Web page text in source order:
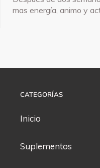
mas energía, animo y
CATEGORÍAS
Inicio
Suplementos